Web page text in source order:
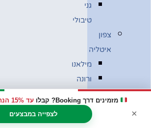
מזמינים דרך Booking? קבלו עד 15% הנחה
לצפייה במבצעים
×
גני
טיבולי
צפון
איטליה
מילאנו
ורונה
ונציה
בולוניה
מוזיאון